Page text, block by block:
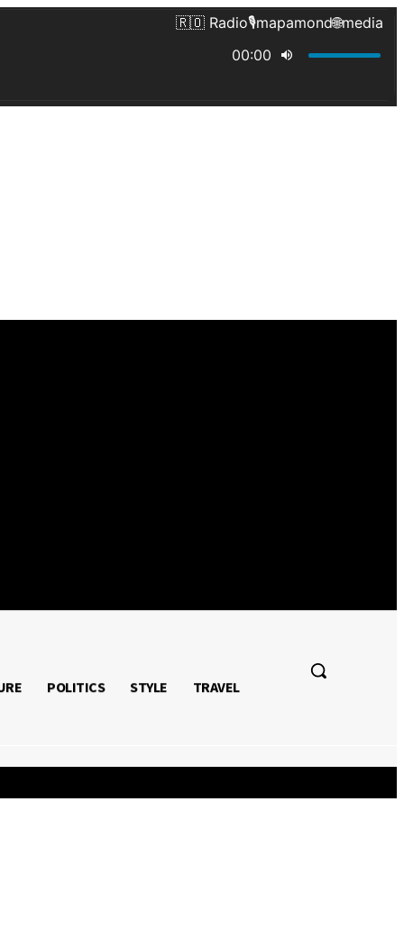
POLITICS STYLE TRAVEL
POLITICS STYLE TRAVEL